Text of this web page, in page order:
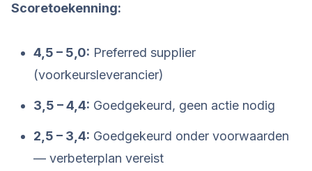
Scoretoekenning:
4,5 – 5,0: Preferred supplier
(voorkeursleverancier)
3,5 – 4,4: Goedgekeurd, geen actie nodig
2,5 – 3,4: Goedgekeurd onder voorwaarden
— verbeterplan vereist